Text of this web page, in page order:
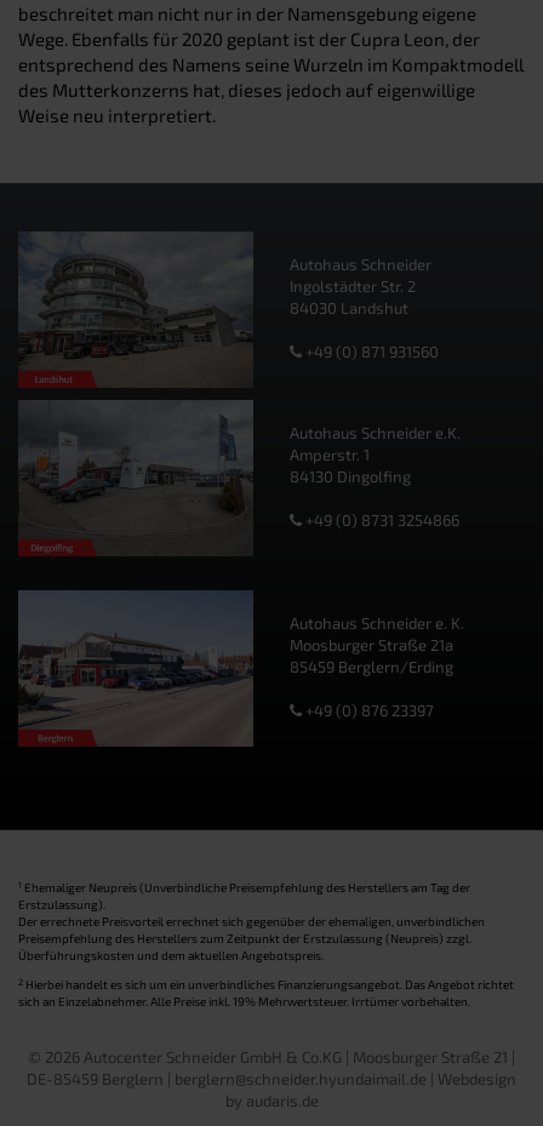
beschreitet man nicht nur in der Namensgebung eigene
Wege. Ebenfalls für 2020 geplant ist der Cupra Leon, der
entsprechend des Namens seine Wurzeln im Kompaktmodell
des Mutterkonzerns hat, dieses jedoch auf eigenwillige
Weise neu interpretiert.
Autohaus Schneider
Ingolstädter Str. 2
84030 Landshut
+49 (0) 871 931560
Autohaus Schneider e.K.
Amperstr. 1
84130 Dingolfing
+49 (0) 8731 3254866
Autohaus Schneider e. K.
Moosburger Straße 21a
85459 Berglern/Erding
+49 (0) 876 23397
1 Ehemaliger Neupreis (Unverbindliche Preisempfehlung des Herstellers am Tag der
Erstzulassung).
Der errechnete Preisvorteil errechnet sich gegenüber der ehemaligen, unverbindlichen
Preisempfehlung des Herstellers zum Zeitpunkt der Erstzulassung (Neupreis) zzgl.
Überführungskosten und dem aktuellen Angebotspreis.
2 Hierbei handelt es sich um ein unverbindliches Finanzierungsangebot. Das Angebot richtet
sich an Einzelabnehmer. Alle Preise inkl. 19% Mehrwertsteuer. Irrtümer vorbehalten.
© 2026 Autocenter Schneider GmbH & Co.KG | Moosburger Straße 21 |
DE-85459 Berglern | berglern@schneider.hyundaimail.de | Webdesign
by audaris.de